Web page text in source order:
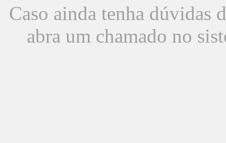
Caso ainda tenha dúvidas
abra um chamado no